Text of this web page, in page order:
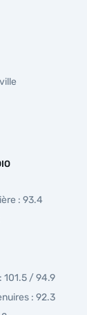
: 93.4
101.5 / 94.9
: 92.3